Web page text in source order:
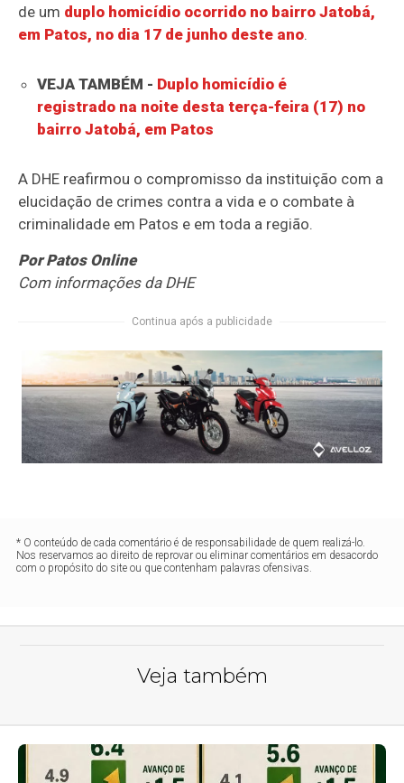
de um duplo homicídio ocorrido no bairro Jatobá,
em Patos, no dia 17 de junho deste ano.
VEJA TAMBÉM - Duplo homicídio é
registrado na noite desta terça-feira (17) no
bairro Jatobá, em Patos
A DHE reafirmou o compromisso da instituição com a
elucidação de crimes contra a vida e o combate à
criminalidade em Patos e em toda a região.
Por Patos Online
Com informações da DHE
Continua após a publicidade
* O conteúdo de cada comentário é de responsabilidade de quem realizá-lo.
Nos reservamos ao direito de reprovar ou eliminar comentários em desacordo
com o propósito do site ou que contenham palavras ofensivas.
Veja também